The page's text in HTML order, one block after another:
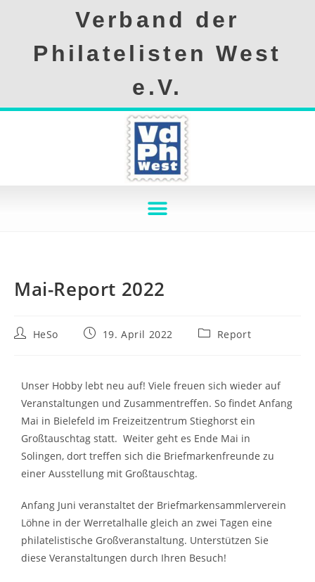
Verband der
Philatelisten West
e.V.
Mai-Report 2022
HeSo 19. April 2022 Report
Unser Hobby lebt neu auf! Viele freuen sich wieder auf
Veranstaltungen und Zusammentreffen. So findet Anfang
Mai in Bielefeld im Freizeitzentrum Stieghorst ein
Großtauschtag statt. Weiter geht es Ende Mai in
Solingen, dort treffen sich die Briefmarkenfreunde zu
einer Ausstellung mit Großtauschtag.
Anfang Juni veranstaltet der Briefmarkensammlerverein
Löhne in der Werretalhalle gleich an zwei Tagen eine
philatelistische Großveranstaltung. Unterstützen Sie
diese Veranstaltungen durch Ihren Besuch!